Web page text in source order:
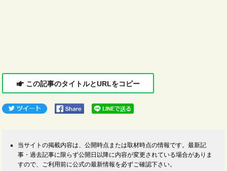
この記事のタイトルとURLをコピー
当サイトの掲載内容は、公開時点または取材時点の情報です。最新記
事・過去記事に限らず公開日以降に内容が変更されている場合がありま
すので、ご利用前に公式の最新情報を必ずご確認下さい。